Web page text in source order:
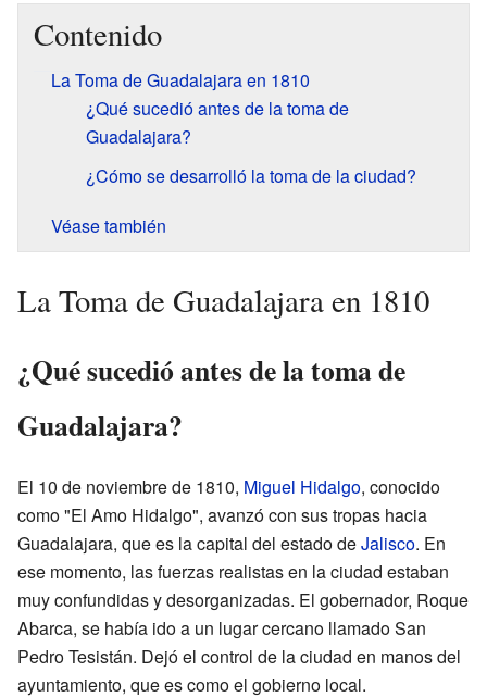
Contenido
La Toma de Guadalajara en 1810
¿Qué sucedió antes de la toma de
Guadalajara?
¿Cómo se desarrolló la toma de la ciudad?
Véase también
La Toma de Guadalajara en 1810
¿Qué sucedió antes de la toma de
Guadalajara?
El 10 de noviembre de 1810, Miguel Hidalgo, conocido
como "El Amo Hidalgo", avanzó con sus tropas hacia
Guadalajara, que es la capital del estado deJalisco. En
ese momento, las fuerzas realistas en la ciudad estaban
muy confundidas y desorganizadas. El gobernador, Roque
Abarca, se había ido a un lugar cercano llamado San
Pedro Tesistán. Dejó el control de la ciudad en manos del
ayuntamiento, que es como el gobierno local.